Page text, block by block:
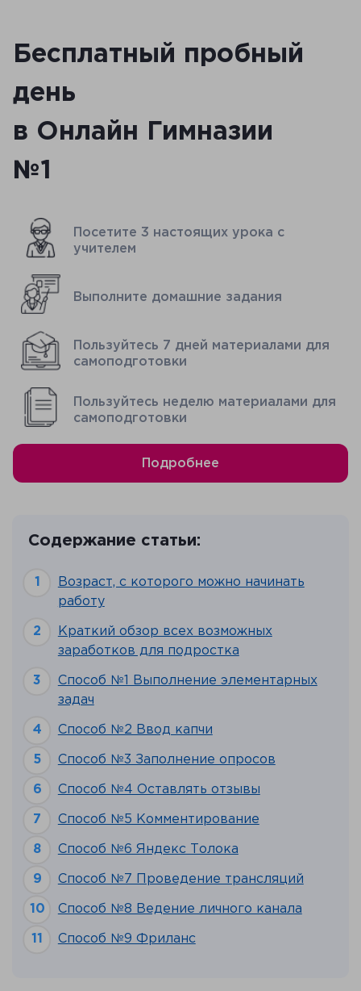
Бесплатный пробный
день
в Онлайн Гимназии
№1
Посетите 3 настоящих урока с
учителем
Выполните домашние задания
Пользуйтесь 7 дней материалами для
самоподготовки
Пользуйтесь неделю материалами для
самоподготовки
Подробнее
Содержание статьи:
Возраст, с которого можно начинать
работу
Краткий обзор всех возможных
заработков для подростка
Способ №1 Выполнение элементарных
задач
Способ №2 Ввод капчи
Способ №3 Заполнение опросов
Способ №4 Оставлять отзывы
Способ №5 Комментирование
Способ №6 Яндекс Толока
Способ №7 Проведение трансляций
Способ №8 Ведение личного канала
Способ №9 Фриланс